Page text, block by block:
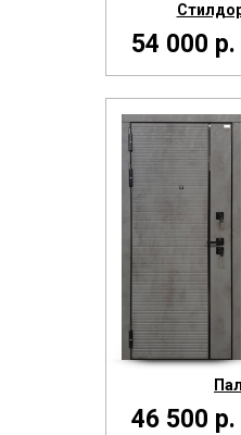
54 000 р.
46 500 р.